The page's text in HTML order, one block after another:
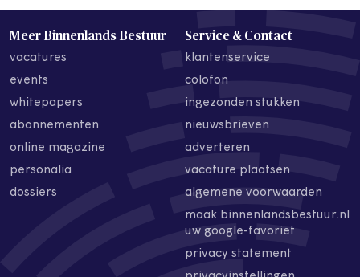
Meer Binnenlands Bestuur
vacatures
events
whitepapers
abonnementen
online magazine
personalia
dossiers
Service & Contact
klantenservice
colofon
ingezonden stukken
nieuwsbrieven
adverteren
vacature plaatsen
algemene voorwaarden
maak binnenlandsbestuur.nl
uw google-favoriet
privacy statement